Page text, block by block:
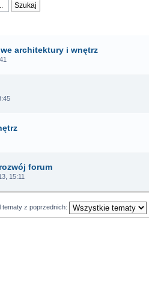
architektury i wnętrz
forum
15:11
tematy z poprzednich: